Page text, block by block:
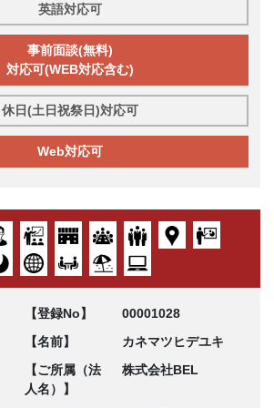
英語対応可
事前面談(無料)
対応可(WEB対応含む)
休日(土日祝祭日)対応可
Web対応可
【登録No】
00001028
【名前】
カネマツヒデユキ
【ご所属（法
人名）】
株式会社BEL